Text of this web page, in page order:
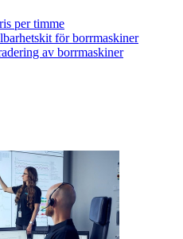
per timme
för borrmaskiner
av borrmaskiner